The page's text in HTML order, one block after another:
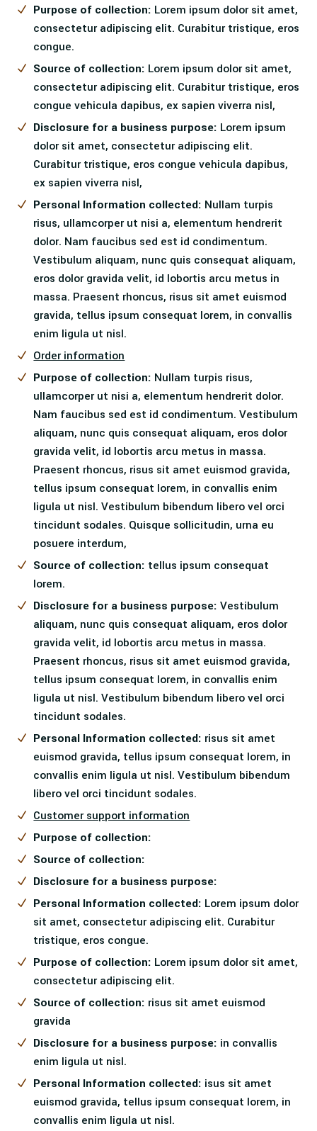
Purpose of collection: Lorem ipsum dolor sit amet,
consectetur adipiscing elit. Curabitur tristique, eros
congue.
Source of collection: Lorem ipsum dolor sit amet,
consectetur adipiscing elit. Curabitur tristique, eros
congue vehicula dapibus, ex sapien viverra nisl,
Disclosure for a business purpose: Lorem ipsum
dolor sit amet, consectetur adipiscing elit.
Curabitur tristique, eros congue vehicula dapibus,
ex sapien viverra nisl,
Personal Information collected: Nullam turpis
risus, ullamcorper ut nisi a, elementum hendrerit
dolor. Nam faucibus sed est id condimentum.
Vestibulum aliquam, nunc quis consequat aliquam,
eros dolor gravida velit, id lobortis arcu metus in
massa. Praesent rhoncus, risus sit amet euismod
gravida, tellus ipsum consequat lorem, in convallis
enim ligula ut nisl.
Order information
Purpose of collection: Nullam turpis risus,
ullamcorper ut nisi a, elementum hendrerit dolor.
Nam faucibus sed est id condimentum. Vestibulum
aliquam, nunc quis consequat aliquam, eros dolor
gravida velit, id lobortis arcu metus in massa.
Praesent rhoncus, risus sit amet euismod gravida,
tellus ipsum consequat lorem, in convallis enim
ligula ut nisl. Vestibulum bibendum libero vel orci
tincidunt sodales. Quisque sollicitudin, urna eu
posuere interdum,
Source of collection: tellus ipsum consequat
lorem.
Disclosure for a business purpose: Vestibulum
aliquam, nunc quis consequat aliquam, eros dolor
gravida velit, id lobortis arcu metus in massa.
Praesent rhoncus, risus sit amet euismod gravida,
tellus ipsum consequat lorem, in convallis enim
ligula ut nisl. Vestibulum bibendum libero vel orci
tincidunt sodales.
Personal Information collected: risus sit amet
euismod gravida, tellus ipsum consequat lorem, in
convallis enim ligula ut nisl. Vestibulum bibendum
libero vel orci tincidunt sodales.
Customer support information
Purpose of collection:
Source of collection:
Disclosure for a business purpose:
Personal Information collected: Lorem ipsum dolor
sit amet, consectetur adipiscing elit. Curabitur
tristique, eros congue.
Purpose of collection: Lorem ipsum dolor sit amet,
consectetur adipiscing elit.
Source of collection: risus sit amet euismod
gravida
Disclosure for a business purpose: in convallis
enim ligula ut nisl.
Personal Information collected: isus sit amet
euismod gravida, tellus ipsum consequat lorem, in
convallis enim ligula ut nisl.